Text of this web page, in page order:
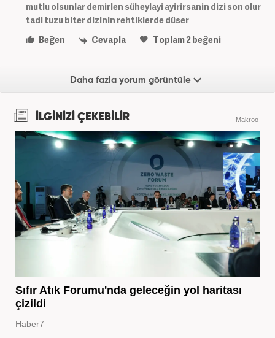
mutlu olsunlar demirlen süheylayi ayirirsanin dizi son olur
tadi tuzu biter dizinin rehtiklerde düser
Beğen
Cevapla Toplam2beğeni
Daha fazla yorum görüntüle
İLGİNİZİ ÇEKEBİLİR Makroo
Sıfır Atık Forumu'nda geleceğin yol haritası
çizildi
Haber7